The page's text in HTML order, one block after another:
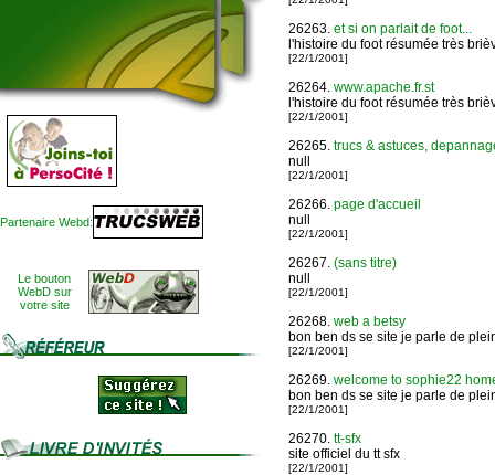
Partenaire Webd:
Le bouton
WebD sur
votre site
26263. et si on parlait de foot...
l'histoire du foot résumée très
[22/1/2001]
26264. www.apache.fr.st
l'histoire du foot résumée très
[22/1/2001]
26265. trucs & astuces,
null
[22/1/2001]
26266. page d'accueil
null
[22/1/2001]
26267. (sans titre)
null
[22/1/2001]
26268. web a betsy
bon ben ds se site je parle de
[22/1/2001]
26269. welcome to sophie22
bon ben ds se site je parle de
[22/1/2001]
26270. tt-sfx
site officiel du tt sfx
[22/1/2001]